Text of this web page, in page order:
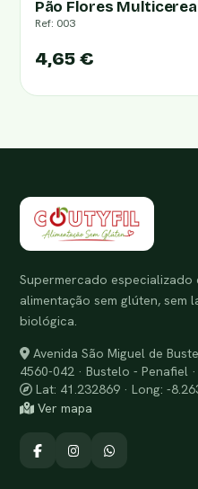
Pão Flores
Ref: 003
4,65 €
Supermercado especializado
alimentação sem glúten, sem
biológica.
Avenida São Miguel de
4560-042 · Bustelo - Penafiel
Lat: 41.232869 · Long: -
Ver mapa